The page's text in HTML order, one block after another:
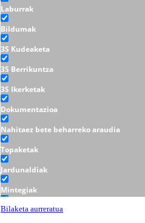
Laburrak
Bildumak
3S Kudeaketa
3S Berrikuntza
3S Ikerketak
Dokumentazioa
Nahitaez bete beharreko araudia
Topaketak
Jardunaldiak
Mintegiak
Tailerrak
Bilaketa aurreratua